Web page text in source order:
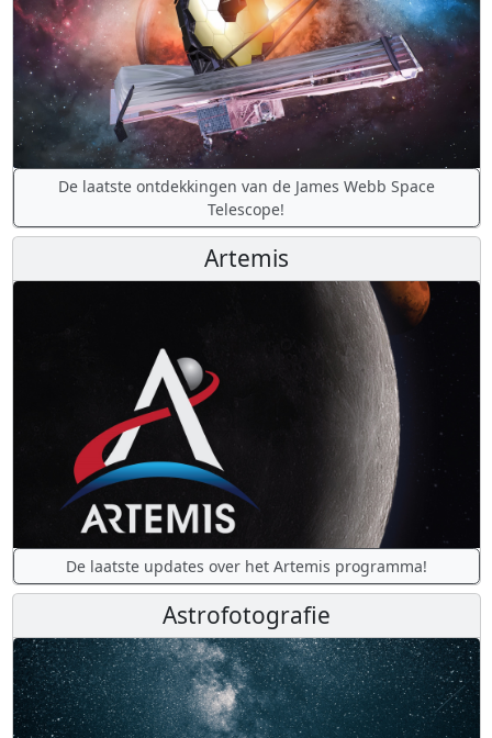
De laatste ontdekkingen van de James Webb Space
Telescope!
Artemis
De laatste updates over het Artemis programma!
Astrofotografie